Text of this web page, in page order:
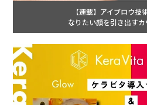
【連載】アイブロウ
なりたい顔を引き出す